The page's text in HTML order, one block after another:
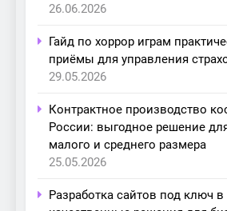
26.06.2026
Гайд по хоррор играм
приёмы для управления
29.05.2026
Контрактное производство
России: выгодное решение
малого и среднего размера
25.05.2026
Разработка сайтов под ключ